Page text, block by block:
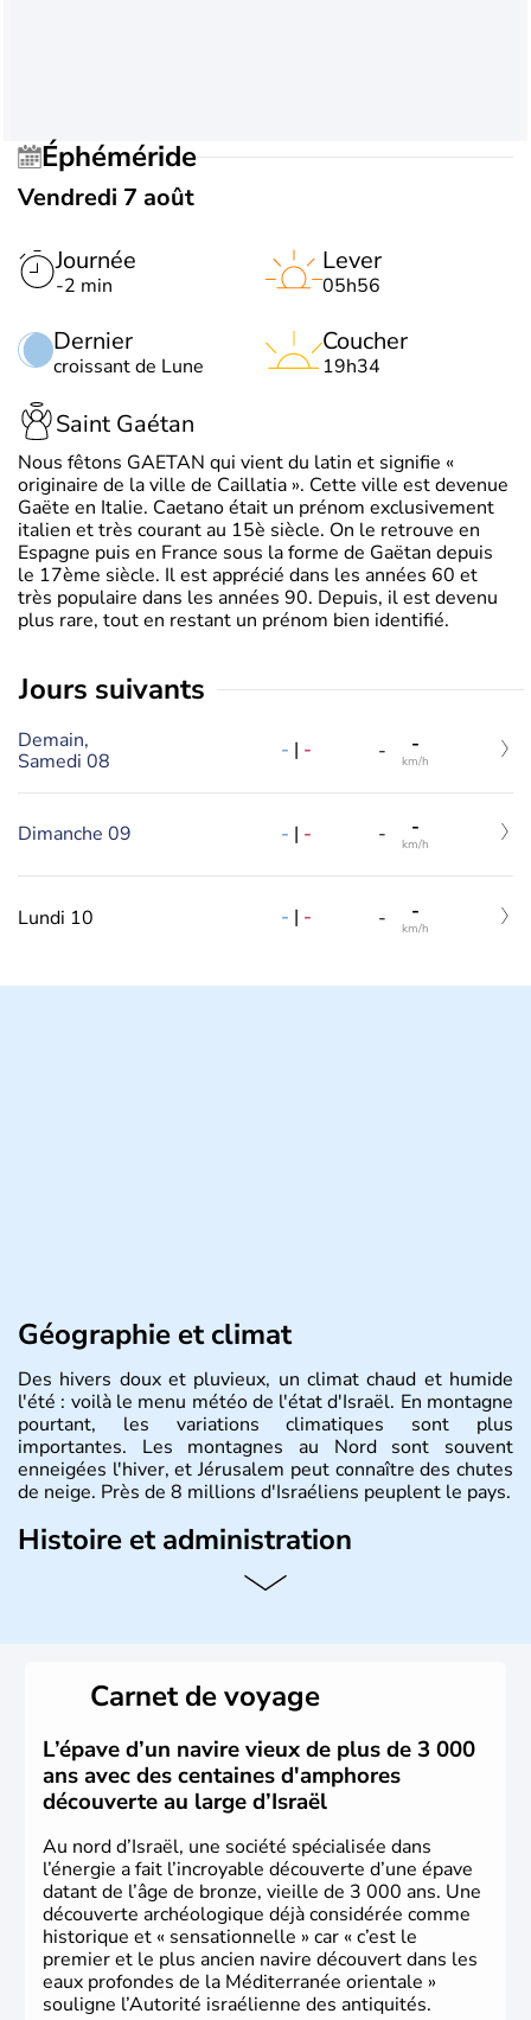
Éphéméride
Vendredi 7 août
Journée
-2 min
Dernier
croissant de Lune
Lever
05h56
Coucher
19h34
Saint Gaétan
Nous fêtons GAETAN qui vient du latin et signifie «
originaire de la ville de Caillatia ». Cette ville est devenue
Gaëte en Italie. Caetano était un prénom exclusivement
italien et très courant au 15è siècle. On le retrouve en
Espagne puis en France sous la forme de Gaëtan depuis
le 17ème siècle. Il est apprécié dans les années 60 et
très populaire dans les années 90. Depuis, il est devenu
plus rare, tout en restant un prénom bien identifié.
jours suivants
Demain,
Samedi 08
- | - - -
km/h
Dimanche 09 - | - - -
km/h
Lundi 10 - | - - -
km/h
Géographie et climat
Des hivers doux et pluvieux, un climat chaud et humide
l'été : voilà le menu météo de l'état d'Israël. En montagne
pourtant, les variations climatiques sont plus
importantes. Les montagnes au Nord sont souvent
enneigées l'hiver, et Jérusalem peut connaître des chutes
de neige. Près de 8 millions d'Israéliens peuplent le pays.
Histoire et administration
L'Israël est un état de la partie est de la Méditerranée,
vrai essor économique dans le domaine des nouvelles
Carnet de voyage
L’épave d’un navire vieux de plus de 3 000
ans avec des centaines d'amphores
découverte au large d’Israël
Au nord d’Israël, une société spécialisée dans
l’énergie a fait l’incroyable découverte d’une épave
datant de l’âge de bronze, vieille de 3 000 ans. Une
découverte archéologique déjà considérée comme
historique et « sensationnelle » car « c’est le
premier et le plus ancien navire découvert dans les
eaux profondes de la Méditerranée orientale »
souligne l’Autorité israélienne des antiquités.